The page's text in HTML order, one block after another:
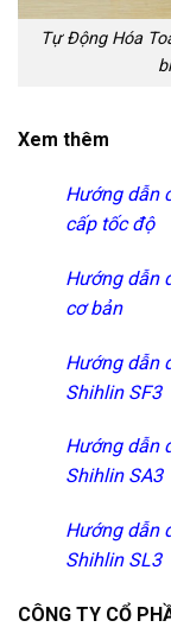
Tự Động Hóa
Xem thêm
Hướng dẫn
cấp tốc độ
Hướng dẫn
cơ bản
Hướng dẫn
Shihlin SF3
Hướng dẫn
Shihlin SA3
Hướng dẫn
Shihlin SL3
CÔNG TY CỔ